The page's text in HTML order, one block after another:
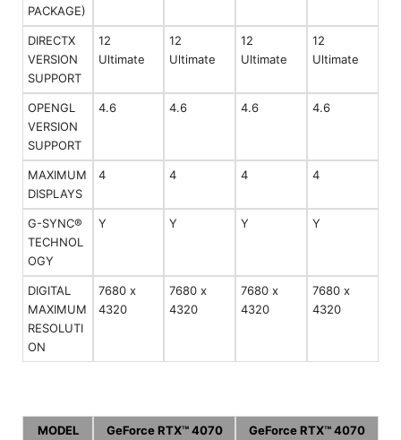
PACKAGE)
DIRECTX
VERSION
SUPPORT
12
Ultimate
12
Ultimate
12
Ultimate
12
Ultimate
OPENGL
VERSION
SUPPORT
4.6 4.6 4.6 4.6
MAXIMUM
DISPLAYS
4 4 4 4
G-SYNC®
TECHNOL
OGY
Y Y Y Y
DIGITAL
MAXIMUM
RESOLUTI
ON
7680 x
4320
7680 x
4320
7680 x
4320
7680 x
4320
MODEL
GeForce RTX™ 4070
GeForce RTX™ 4070